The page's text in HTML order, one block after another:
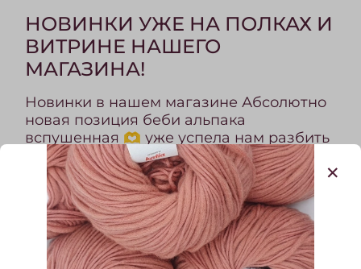
НОВИНКИ УЖЕ НА ПОЛКАХ И
ВИТРИНЕ НАШЕГО
МАГАЗИНА!
Новинки в нашем магазине Абсолютно
новая позиция беби альпака
вспушенная 🫶 уже успела нам разбить
сердечки. Носочная пряжа немецкого
бренда RELLANA просто восторг!
Совершенно прелестные цвета и
орнаменты а какой твид! Шаловливые
крапушки не дадут заскучать в
процессе и брутальный твид уже не
кажется таким суровым на вид.Стоит